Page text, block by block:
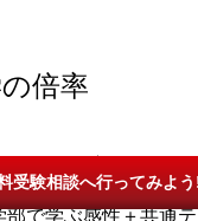
倍率
部で学ぶ感性＋共通
受験相談へ行ってみよ